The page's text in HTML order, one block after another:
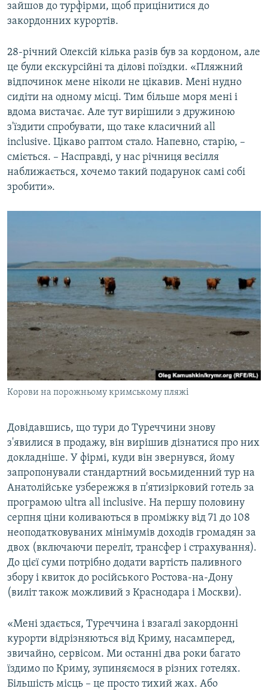
зайшов до турфірми, щоб прицінитися до
закордонних курортів.
28-річний Олексій кілька разів був за кордоном, але
це були екскурсійні та ділові поїздки. «Пляжний
відпочинок мене ніколи не цікавив. Мені нудно
сидіти на одному місці. Тим більше моря мені і
вдома вистачає. Але тут вирішили з дружиною
з'їздити спробувати, що таке класичний all
inclusive. Цікаво раптом стало. Напевно, старію, –
сміється. – Насправді, у нас річниця весілля
наближається, хочемо такий подарунок самі собі
зробити».
Корови на порожньому кримському пляжі
Довідавшись, що тури до Туреччини знову
з'явилися в продажу, він вирішив дізнатися про них
докладніше. У фірмі, куди він звернувся, йому
запропонували стандартний восьмиденний тур на
Анатолійське узбережжя в п'ятизірковий готель за
програмою ultra all inclusive. На першу половину
серпня ціни коливаються в проміжку від 71 до 108
неоподатковуваних мінімумів доходів громадян за
двох (включаючи переліт, трансфер і страхування).
До цієї суми потрібно додати вартість паливного
збору і квиток до російського Ростова-на-Дону
(виліт також можливий з Краснодара і Москви).
«Мені здається, Туреччина і взагалі закордонні
курорти відрізняються від Криму, насамперед,
звичайно, сервісом. Ми останні два роки багато
їздимо по Криму, зупиняємося в різних готелях.
Більшість місць – це просто тихий жах. Або